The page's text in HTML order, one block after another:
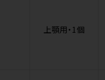
上顎用・1個